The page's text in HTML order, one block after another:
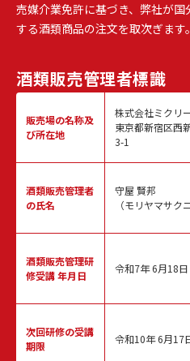
売媒介業免許に基づき、弊社が
する酒類商品の注文を取次ぎます。
酒類販売管理者標識
販売場の名称及
び所在地
酒類販売管理者
の氏名
酒類販売管理研
修受講 年月日
次回研修の受講
期限
株式会社ミクリ
東京都新宿区西
3-1
守屋 賢邦
（モリヤマサクニ
令和7年 6月18日
令和10年 6月17